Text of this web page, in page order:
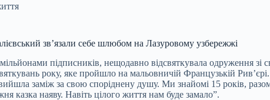
зв’язали себе шлюбом на Лазуровому узбережжі
підписників, нещодавно відсвяткувала одруження
року, яке пройшло на мальовничій Французькій
заміж за свою споріднену душу. Ми знайомі 15 років,
наяву. Навіть цілого життя нам буде замало”.